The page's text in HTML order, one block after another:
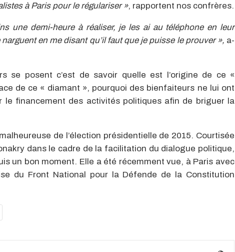
à Paris pour le régulariser », rapportent nos confrères.
une demi-heure à réaliser, je les ai au téléphone en leur
en me disant qu’il faut que je puisse le prouver », a-
se posent c’est de savoir quelle est l’origine de ce «
de ce « diamant », pourquoi des bienfaiteurs ne lui ont
le financement des activités politiques afin de briguer la
de l’élection présidentielle de 2015. Courtisée
dans le cadre de la facilitation du dialogue politique,
un bon moment. Elle a été récemment vue, à Paris avec
du Front National pour la Défende de la Constitution